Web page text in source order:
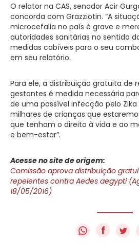
O relator na CAS, senador Acir
concorda com Grazziotin. “A
microcefalia no país é grave e
autoridades sanitárias no sentido
medidas cabíveis para o seu
em seu relatório.
Para ele, a distribuição gratuita de
gestantes é medida necessária
de uma possível infecção pelo Zika
milhares de crianças que
que tenham o direito à vida e ao
e bem-estar”.
Acesse no site de origem:
Comissão aprova distribuição
repelentes contra Aedes aegypti
18/05/2016)
f